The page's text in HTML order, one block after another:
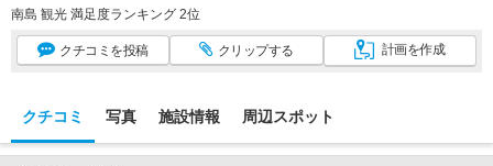
南島 観光 満足度ランキング 2位
クチコミ を投稿 クリップする 計画を作成
クチコミ 写真 施設情報 周辺スポット